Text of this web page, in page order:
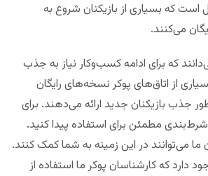
که بسیاری از بازیکنان شروع به
می‌کنند.
که برای ادامه کسب‌وکار نیاز به جذب
از اتاق‌های پوکر نسخه‌های رایگان
جذب بازیکنان جدید ارائه می‌دهند. برای
مطمئن برای استفاده پیدا کنید.
می‌توانند در این زمینه به شما کمک کنند.
دارد که کارشناسان پوکر ما استفاده از